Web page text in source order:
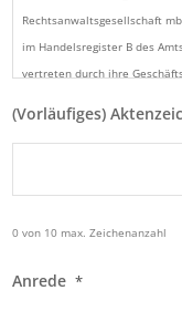
Rechtsanwaltsgesellschaft
im Handelsregister B des
vertreten durch ihre
mbB, GHENDLER
(Vorläufiges)
0 von 10 max. Zeichenanzahl
Anrede *